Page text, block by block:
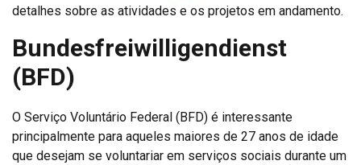
detalhes sobre as atividades e os projetos em andamento.
Bundesfreiwilligendienst
(BFD)
O Serviço Voluntário Federal (BFD) é interessante
principalmente para aqueles maiores de 27 anos de idade
que desejam se voluntariar em serviços sociais durante um